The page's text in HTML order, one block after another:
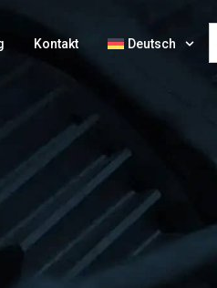
Kontakt Deutsch